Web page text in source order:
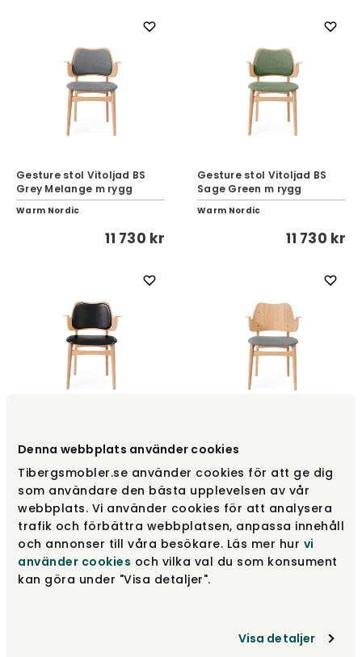
Denna webbplats använder cookies
Tibergsmobler.se använder cookies för att ge dig
som användare den bästa upplevelsen av vår
webbplats. Vi använder cookies för att analysera
trafik och förbättra webbplatsen, anpassa innehåll
och annonser till våra besökare. Läs mer hur vi
använder cookies och vilka val du som konsument
kan göra under "Visa detaljer".
Visa detaljer
Gesture stol Vitoljad BS
Grey Melange m rygg
Warm Nordic
11 730 kr
Gesture stol Vitoljad BS
Sage Green m rygg
Warm Nordic
11 730 kr
Svart läder m rygg
11 730 kr
Grey Melange
10 485 kr